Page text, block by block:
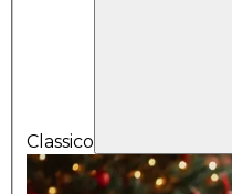
Classico